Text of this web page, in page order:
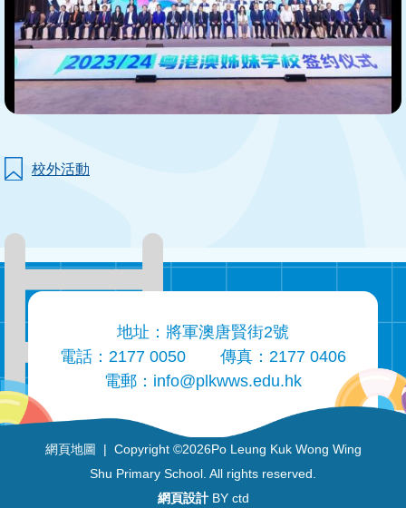
校外活動
地址：將軍澳唐賢街2號
電話：2177 0050
傳真：2177 0406
電郵： info@plkwws.edu.hk
網頁地圖 | Copyright ©2026Po Leung Kuk Wong Wing
Shu Primary School. All rights reserved.
網頁設計 BY ctd